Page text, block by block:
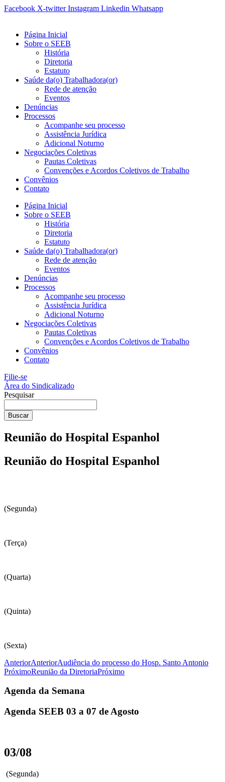
Ir
conteúdo
Facebook X-twitter Instagram Linkedin Whatsapp
Página Inicial
Sobre o SEEB
História
Diretoria
Estatuto
Saúde da(o) Trabalhadora(or)
Rede de atenção
Eventos
Denúncias
Processos
Acompanhe seu processo
Assistência Jurídica
Adicional Noturno
Negociações Coletivas
Pautas Coletivas
Convenções e Acordos Coletivos de Trabalho
Convênios
Contato
Página Inicial
Sobre o SEEB
História
Diretoria
Estatuto
Saúde da(o) Trabalhadora(or)
Rede de atenção
Eventos
Denúncias
Processos
Acompanhe seu processo
Assistência Jurídica
Adicional Noturno
Negociações Coletivas
Pautas Coletivas
Convenções e Acordos Coletivos de Trabalho
Convênios
Contato
Filie-se
Área do Sindicalizado
Pesquisar
Buscar
Reunião do Hospital Espanhol
Reunião do Hospital Espanhol
(Segunda)
(Terça)
(Quarta)
(Quinta)
(Sexta)
AnteriorAnteriorAudiência do processo do Hosp. Santo Antonio
PróximoReunião da DiretoriaPróximo
Agenda da Semana
Agenda SEEB 03 a 07 de Agosto
03/08
(Segunda)